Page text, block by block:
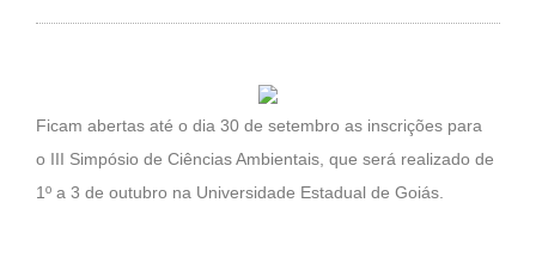
Ficam abertas até o dia 30 de setembro as inscrições para
o III Simpósio de Ciências Ambientais, que será realizado de
1º a 3 de outubro na Universidade Estadual de Goiás.